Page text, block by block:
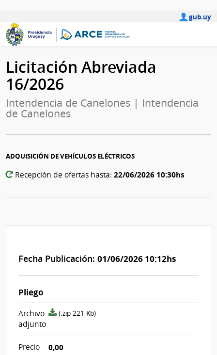
gub.uy
Licitación Abreviada
16/2026
Intendencia de Canelones | Intendencia
de Canelones
ADQUISICIÓN DE VEHÍCULOS ELÉCTRICOS
Recepción de ofertas hasta: 22/06/2026 10:30hs
Fecha Publicación: 01/06/2026 10:12hs
Pliego
Archivo
adjunto
archivo
(.zip 221 Kb)
Precio 0,00